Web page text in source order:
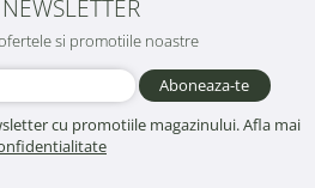
NEWSLETTER
si promotiile noastre
cu promotiile magazinului. Afla mai